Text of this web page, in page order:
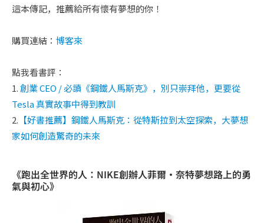
這本傳記，推薦給所有懷有夢想的你！
購買連結： 博客來
點我看書評：
1.創業 CEO / 必讀《鋼鐵人馬斯克》，別只崇拜他，更要從
Tesla 真實故事中得到教訓
2. 【好書推薦】鋼鐵人馬斯克：從特斯拉到太空探索，大夢想
家如何創造驚奇的未來
《跑出全世界的人：NIKE創辦人菲爾・奈特夢想路上的勇
氣與初心》